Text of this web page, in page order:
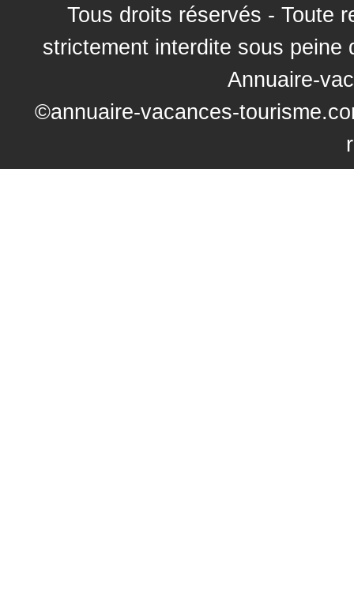
Tous droits réservés - Toute
strictement interdite sous peine
Annuaire-
©annuaire-vacances-